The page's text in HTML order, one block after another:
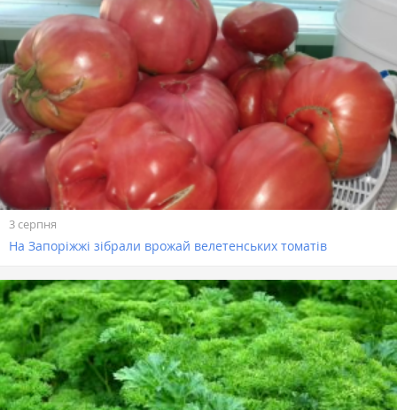
3 серпня
На Запоріжжі зібрали врожай велетенських томатів